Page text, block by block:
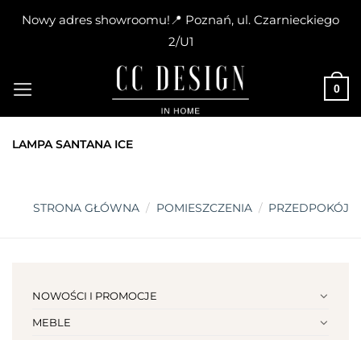
Nowy adres showroomu!📍 Poznań, ul. Czarnieckiego
2/U1
content
0
LAMPA SANTANA ICE
STRONA GŁÓWNA / POMIESZCZENIA / PRZEDPOKÓJ
NOWOŚCI I PROMOCJE
MEBLE